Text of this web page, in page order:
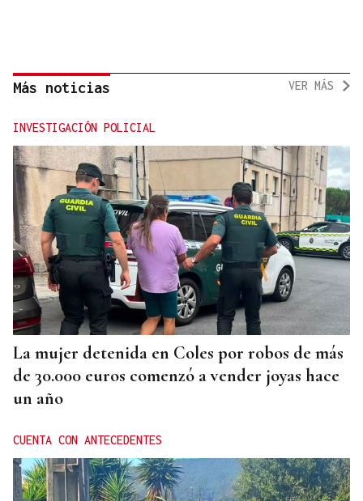
Más noticias VER MÁS
INVESTIGACIÓN POLICIAL
La mujer detenida en Coles por robos de más
de 30.000 euros comenzó a vender joyas hace
un año
CUENTA CON ANTECEDENTES